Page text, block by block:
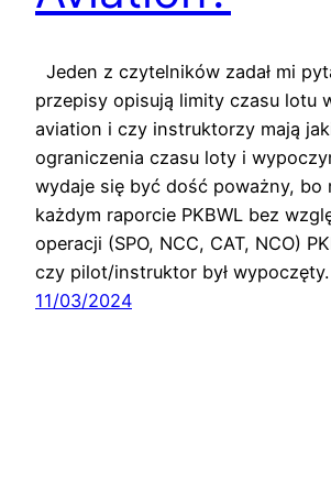
Jeden z czytelników zadał mi
przepisy opisują limity czasu lotu
aviation i czy instruktorzy mają
ograniczenia czasu loty i
wydaje się być dość poważny, bo
każdym raporcie PKBWL bez
operacji (SPO, NCC, CAT, NCO)
czy pilot/instruktor był
11/03/2024